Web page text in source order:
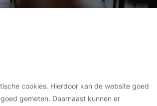
cookies. Hierdoor kan de website goed
gemeten. Daarnaast kunnen er